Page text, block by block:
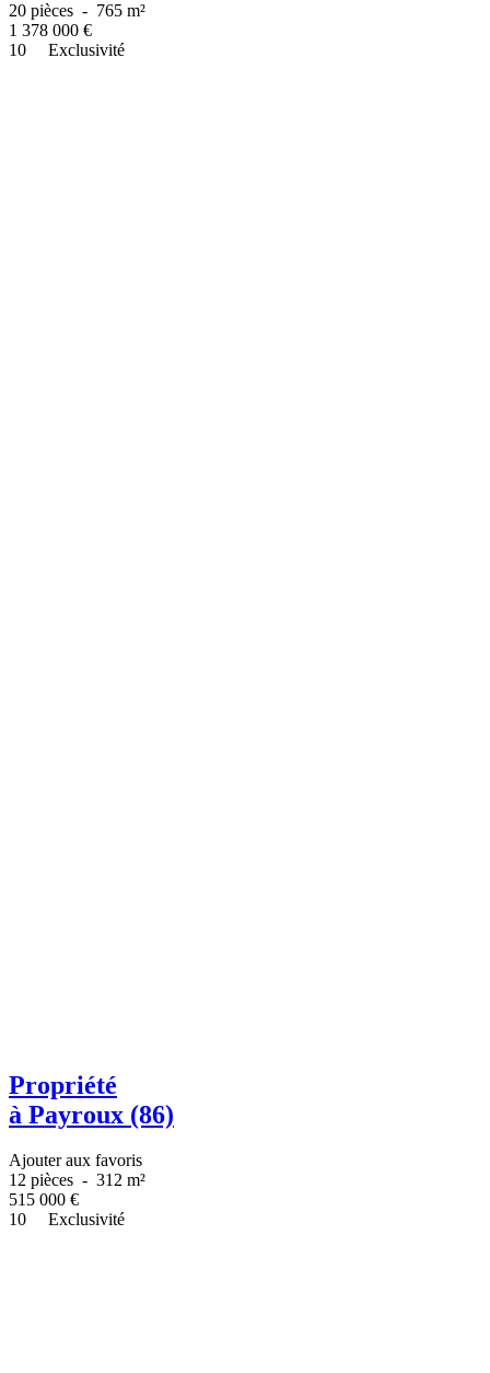
20 pièces - 765 m²
1 378 000 €
10
Exclusivité
Propriété
à Payroux (86)
Ajouter aux favoris
12 pièces - 312 m²
515 000 €
10
Exclusivité